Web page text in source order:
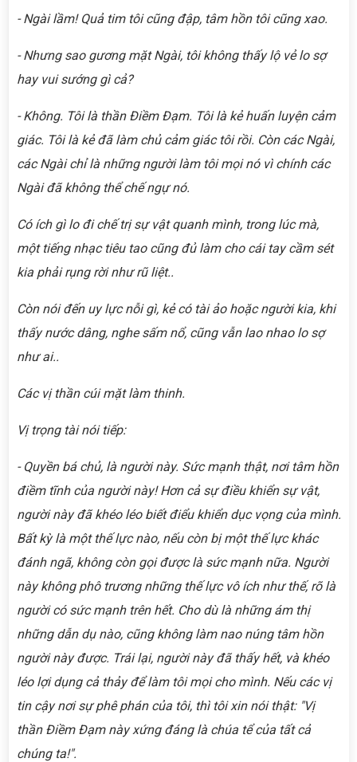
- Ngài lầm! Quả tim tôi cũng đập, tâm hồn tôi cũng xao.
- Nhưng sao gương mặt Ngài, tôi không thấy lộ vẻ lo sợ
hay vui sướng gì cả?
- Không. Tôi là thần Điềm Đạm. Tôi là kẻ huấn luyện cảm
giác. Tôi là kẻ đã làm chủ cảm giác tôi rồi. Còn các Ngài,
các Ngài chỉ là những người làm tôi mọi nó vì chính các
Ngài đã không thể chế ngự nó.
Có ích gì lo đi chế trị sự vật quanh mình, trong lúc mà,
một tiếng nhạc tiêu tao cũng đủ làm cho cái tay cầm sét
kia phải rụng rời như rũ liệt..
Còn nói đến uy lực nỗi gì, kẻ có tài ảo hoặc người kia, khi
thấy nước dâng, nghe sấm nổ, cũng vẫn lao nhao lo sợ
như ai..
Các vị thần cúi mặt làm thinh.
Vị trọng tài nói tiếp:
- Quyền bá chủ, là người này. Sức mạnh thật, nơi tâm hồn
điềm tĩnh của người này! Hơn cả sự điều khiển sự vật,
người này đã khéo léo biết điểu khiển dục vọng của mình.
Bất kỳ là một thế lực nào, nếu còn bị một thế lực khác
đánh ngã, không còn gọi được là sức mạnh nữa. Người
này không phô trương những thế lực vô ích như thế, rõ là
người có sức mạnh trên hết. Cho dù là những ám thị
những dẫn dụ nào, cũng không làm nao núng tâm hồn
người này được. Trái lại, người này đã thấy hết, và khéo
léo lợi dụng cả thảy để làm tôi mọi cho mình. Nếu các vị
tin cậy nơi sự phê phán của tôi, thì tôi xin nói thật: "Vị
thần Điềm Đạm này xứng đáng là chúa tể của tất cả
chúng ta!".